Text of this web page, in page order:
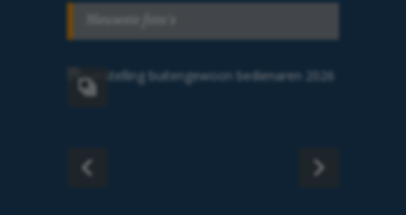
Nieuwste foto's